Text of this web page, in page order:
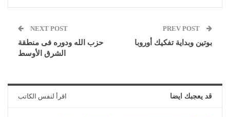
بوتين وبداية تفكيك أوروبا
NEXT POST
حزب الله ودوره فى منطقة
الشرق الأوسط
قد يعجبك ايضا اقرأ لنفس الكاتب